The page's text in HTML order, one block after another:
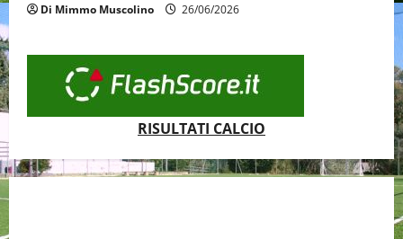
Di Mimmo Muscolino 26/06/2026
RISULTATI CALCIO